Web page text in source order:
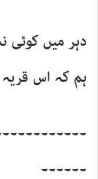
دہر میں کوئی
ہم کہ اس
۔۔۔۔۔۔